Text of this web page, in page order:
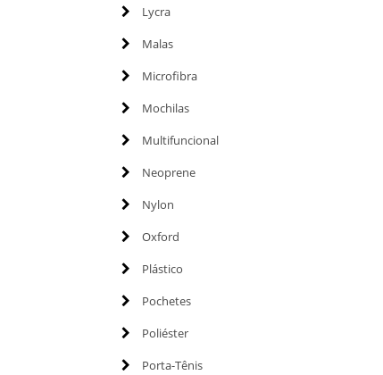
Lycra
Malas
Microfibra
Mochilas
Multifuncional
Neoprene
Nylon
Oxford
Plástico
Pochetes
Poliéster
Porta-Tênis